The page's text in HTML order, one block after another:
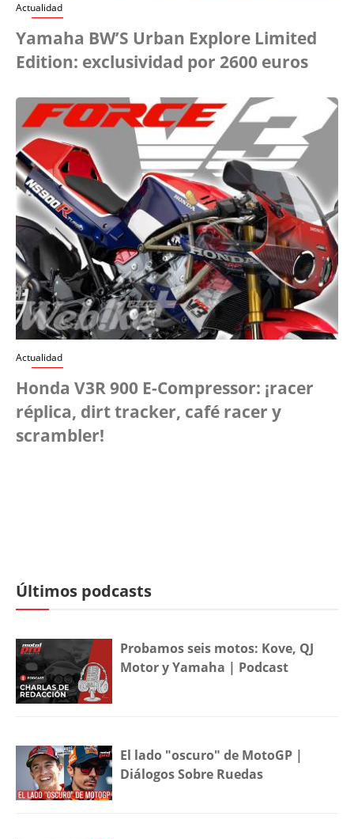
Actualidad
Yamaha BW’S Urban Explore Limited
Edition: exclusividad por 2600 euros
Actualidad
Honda V3R 900 E-Compressor: ¡racer
réplica, dirt tracker, café racer y
scrambler!
Últimos podcasts
Probamos seis motos: Kove, QJ
Motor y Yamaha | Podcast
El lado "oscuro" de MotoGP |
Diálogos Sobre Ruedas